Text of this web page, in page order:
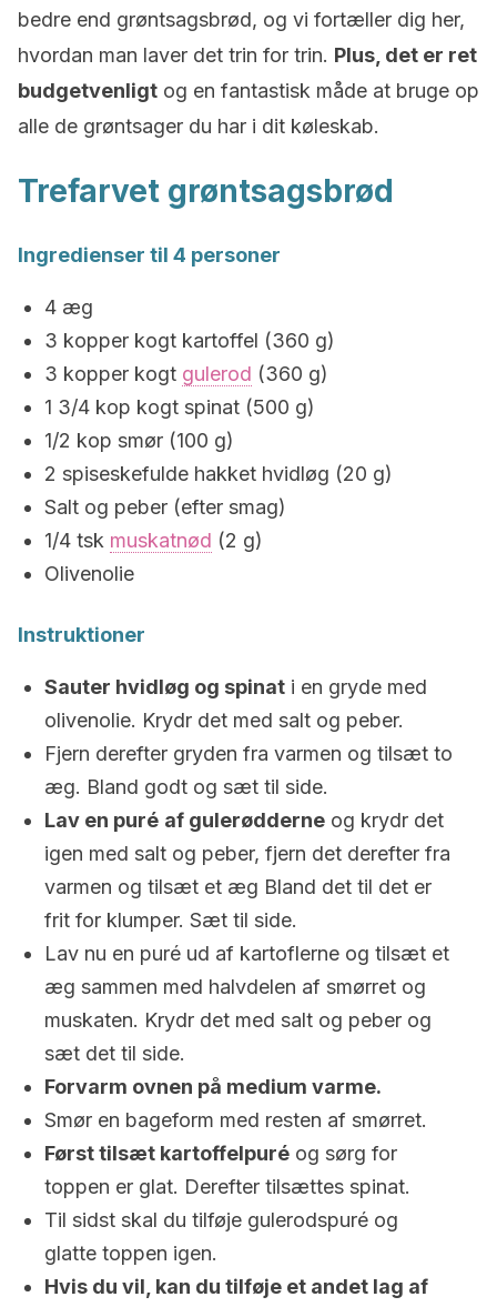
bedre end grøntsagsbrød, og vi fortæller dig her,
hvordan man laver det trin for trin. Plus, det er ret
budgetvenligt og en fantastisk måde at bruge op
alle de grøntsager du har i dit køleskab.
Trefarvet grøntsagsbrød
Ingredienser til 4 personer
4 æg
3 kopper kogt kartoffel (360 g)
3 kopper kogt gulerod (360 g)
1 3/4 kop kogt spinat (500 g)
1/2 kop smør (100 g)
2 spiseskefulde hakket hvidløg (20 g)
Salt og peber (efter smag)
1/4 tsk muskatnød (2 g)
Olivenolie
Instruktioner
Sauter hvidløg og spinat i en gryde med
olivenolie. Krydr det med salt og peber.
Fjern derefter gryden fra varmen og tilsæt to
æg. Bland godt og sæt til side.
Lav en puré af gulerødderne og krydr det
igen med salt og peber, fjern det derefter fra
varmen og tilsæt et æg Bland det til det er
frit for klumper. Sæt til side.
Lav nu en puré ud af kartoflerne og tilsæt et
æg sammen med halvdelen af ​​smørret og
muskaten. Krydr det med salt og peber og
sæt det til side.
Forvarm ovnen på medium varme.
Smør en bageform med resten af ​​smørret.
Først tilsæt kartoffelpuré og sørg for
toppen er glat. Derefter tilsættes spinat.
Til sidst skal du tilføje gulerodspuré og
glatte toppen igen.
Hvis du vil, kan du tilføje et andet lag af